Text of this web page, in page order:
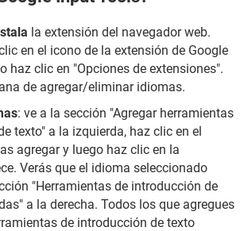
la extensión del navegador web.
en el icono de la extensión de Google
haz clic en "Opciones de extensiones".
de agregar/eliminar idiomas.
: ve a la sección "Agregar herramientas
texto" a la izquierda, haz clic en el
agregar y luego haz clic en la
Verás que el idioma seleccionado
"Herramientas de introducción de
a la derecha. Todos los que agregues
de introducción de texto